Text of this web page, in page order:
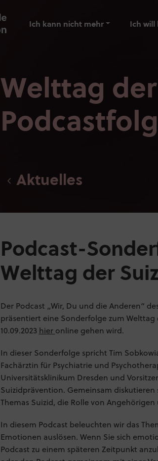
Ich kann nicht mehr Ich will
Welttag
Aktuelles
Podcast-
Welttag der
Der Podcast „Wir, Du und die Anderen“
präsentiert eine Sonderfolge zum
10.09.2023 hier online gehen wird.
In dieser Sonderfolge spricht Tim
Fachärztin für Psychiatrie und
Universitätsklinikum Dresden und
Suizidprävention. Gemeinsam
Themas Suizid, die Rolle von
In diesem Podcast beleuchten wir das
Emotionen auslösen. Wenn Sie sich
Podcast zu einem späteren Zeitpunkt